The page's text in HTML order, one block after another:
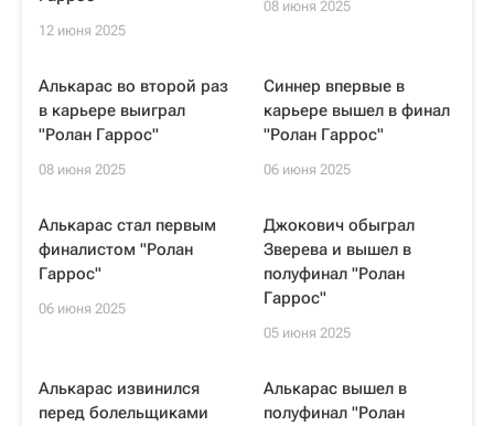
12 июня 2025
08 июня 2025
Алькарас во второй раз
в карьере выиграл
"Ролан Гаррос"
08 июня 2025
Синнер впервые в
карьере вышел в финал
"Ролан Гаррос"
06 июня 2025
Алькарас стал первым
финалистом "Ролан
Гаррос"
06 июня 2025
Джокович обыграл
Зверева и вышел в
полуфинал "Ролан
Гаррос"
05 июня 2025
Алькарас извинился
перед болельщиками
Алькарас вышел в
полуфинал "Ролан